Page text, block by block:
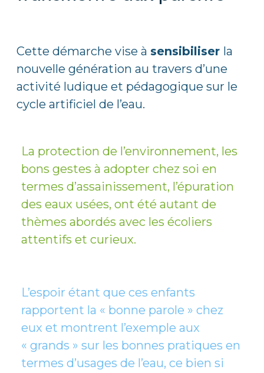
Cette démarche vise à sensibiliser la
nouvelle génération au travers d’une
activité ludique et pédagogique sur le
cycle artificiel de l’eau.
La protection de l’environnement, les
bons gestes à adopter chez soi en
termes d’assainissement, l’épuration
des eaux usées, ont été autant de
thèmes abordés avec les écoliers
attentifs et curieux.
L’espoir étant que ces enfants
rapportent la « bonne parole » chez
eux et montrent l’exemple aux
« grands » sur les bonnes pratiques en
termes d’usages de l’eau, ce bien si